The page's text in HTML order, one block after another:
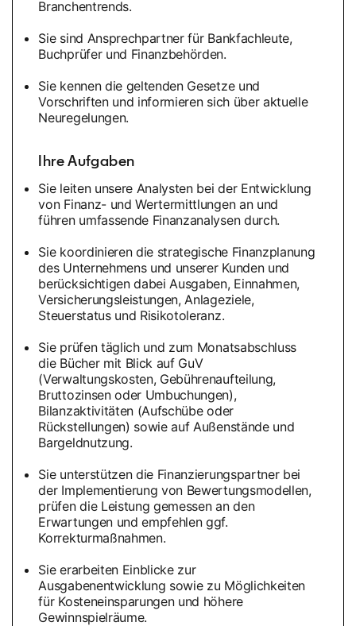
Branchentrends.
Sie sind Ansprechpartner für Bankfachleute,
Buchprüfer und Finanzbehörden.
Sie kennen die geltenden Gesetze und
Vorschriften und informieren sich über aktuelle
Neuregelungen.
Ihre Aufgaben
Sie leiten unsere Analysten bei der Entwicklung
von Finanz- und Wertermittlungen an und
führen umfassende Finanzanalysen durch.
Sie koordinieren die strategische Finanzplanung
des Unternehmens und unserer Kunden und
berücksichtigen dabei Ausgaben, Einnahmen,
Versicherungsleistungen, Anlageziele,
Steuerstatus und Risikotoleranz.
Sie prüfen täglich und zum Monatsabschluss
die Bücher mit Blick auf GuV
(Verwaltungskosten, Gebührenaufteilung,
Bruttozinsen oder Umbuchungen),
Bilanzaktivitäten (Aufschübe oder
Rückstellungen) sowie auf Außenstände und
Bargeldnutzung.
Sie unterstützen die Finanzierungspartner bei
der Implementierung von Bewertungsmodellen,
prüfen die Leistung gemessen an den
Erwartungen und empfehlen ggf.
Korrekturmaßnahmen.
Sie erarbeiten Einblicke zur
Ausgabenentwicklung sowie zu Möglichkeiten
für Kosteneinsparungen und höhere
Gewinnspielräume.